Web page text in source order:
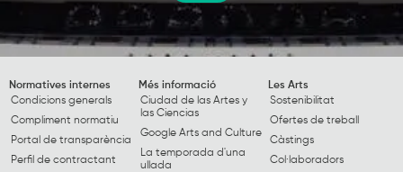
Normatives internes
Condicions generals
Compliment normatiu
Portal de transparència
Perfil de contractant
Més informació
Ciudad de las Artes y
las Ciencias
Google Arts and Culture
La temporada d'una
ullada
Les Arts
Sostenibilitat
Ofertes de treball
Càstings
Col·laboradors